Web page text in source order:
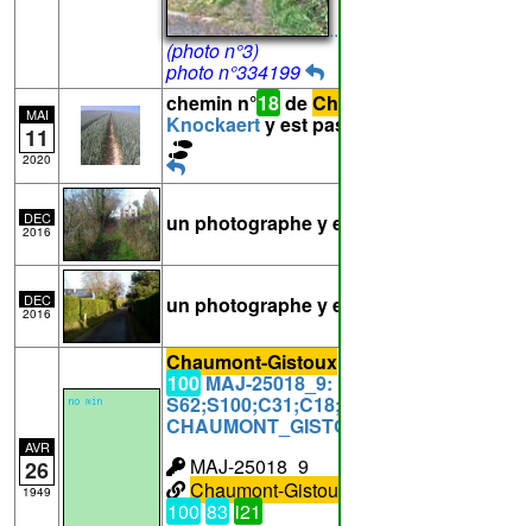
...
(photo n°3)
photo n°334199
MAI
11
2020
chemin n°18 deChaumont-Gistoux
Knockaerty est passé(e) le 09/05/2020
DEC
2016 un photographe y est passé
DEC
2016 un photographe y est passé
AVR
26
1949
Chaumont-Gistoux
100 MAJ-25018_9: modification
S62;S100;C31;C18;S78;C43 à
CHAUMONT_GISTOUX
MAJ-25018_9
Chaumont-Gistoux
100 83 i21